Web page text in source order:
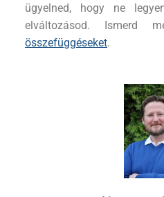
ügyelned, hogy ne
elváltozásod. Ismerd
összefüggéseket.